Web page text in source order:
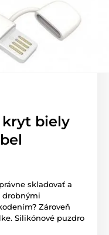
kryt biely
skladovať a
drobnými
Zároveň
Silikónové puzdro